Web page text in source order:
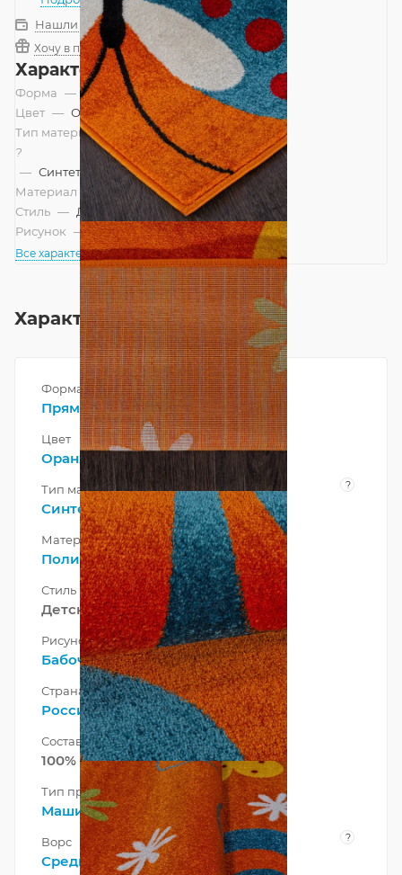
Нашли дешевле?
Хочу в подарок
Характеристики
Форма — Прямоугольник
Цвет — Оранжевый, Яркий
Тип материала
?
— Синтетический
Материал
—
Полипропилен
Стиль — Детский
Рисунок — Бабочки, Детский
Все характеристики
Характеристики
Форма
Прямоугольник
Цвет
Оранжевый Яркий
Тип материала ?
Синтетический
Материал
Полипропилен
Стиль
Детский
Рисунок
Бабочки, Детский
Страна
Россия
Состав ворса
100% Полипропилен
Тип производства
Машинный
Ворс ?
Средний